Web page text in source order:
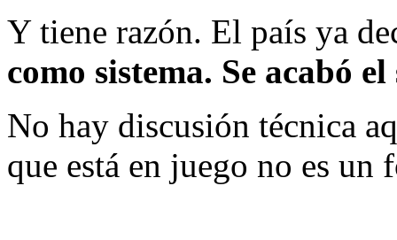
Y tiene razón. El país ya
como sistema. Se acabó
No hay discusión técnica
que está en juego no es un